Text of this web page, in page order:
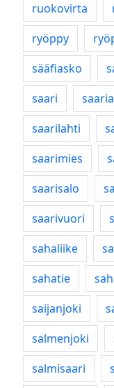
ruokovirta
ryöppy
sääfiasko
saari
saarilahti
saarimies
saarisalo
saarivuori
sahaliike
sahatie
saijanjoki
salmenjoki
salmisaari